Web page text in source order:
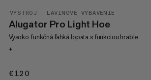
VÝSTROJ LAVINOVÉ VYBAVENIE
Alugator Pro Light Hoe
Vysoko funkčná ľahká lopata s funkciou hrable
+
€120